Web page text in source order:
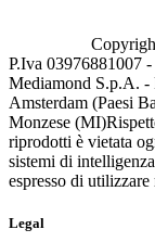
P.Iva 03976881007
Mediamond S.p.A. -
Amsterdam (Paesi
Monzese (MI)
riprodotti è vietata
sistemi di
espresso di
Legal